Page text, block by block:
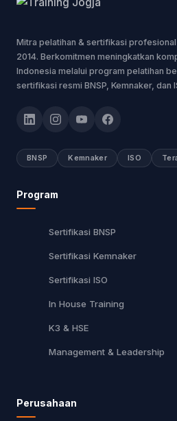
Mitra pelatihan & sertifikasi
2014. Berkomitmen meningkatkan
Indonesia melalui program pelatihan
sertifikasi resmi BNSP, Kemnaker, dan
BNSP Kemnaker ISO
Program
Sertifikasi BNSP
Sertifikasi Kemnaker
Sertifikasi ISO
In House Training
K3 & HSE
Management & Leadership
Perusahaan